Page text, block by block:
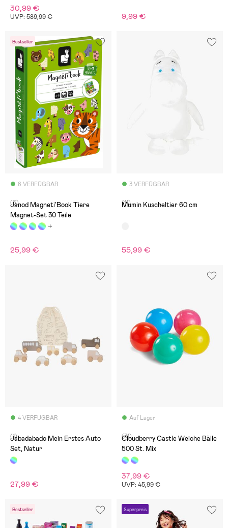
30,99 €
UVP: 589,99 € 9,99 €
Bestseller
6 VERFÜGBAR
(6)
Janod Magneti'Book Tiere
Magnet-Set 30 Teile
25,99 €
3 VERFÜGBAR
(11)
Mumin Kuscheltier 60 cm
55,99 €
4 VERFÜGBAR
(1)
Jabadabado Mein Erstes Auto
Set, Natur
27,99 €
Auf Lager
(31)
Cloudberry Castle Weiche Bälle
500 St. Mix
37,99 €
UVP: 45,99 €
Bestseller Superpreis